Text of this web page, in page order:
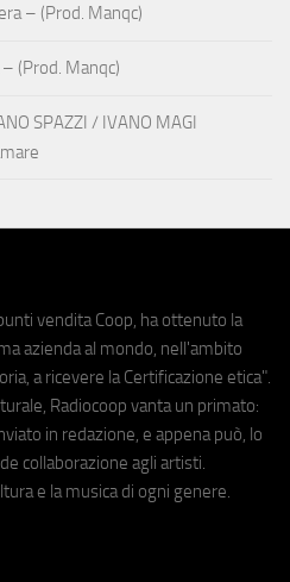
– (Prod. Manqc)
(Prod. Manqc)
SPAZZI / IVANO MAGI
vendita Coop, ha ottenuto la
azienda al mondo, nell'ambito
a ricevere la Certificazione etica".
Radiocoop vanta un primato:
in redazione, e appena può, lo
collaborazione agli artisti.
e la musica di ogni genere.